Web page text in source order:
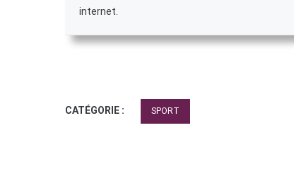
internet.
CATÉGORIE : SPORT